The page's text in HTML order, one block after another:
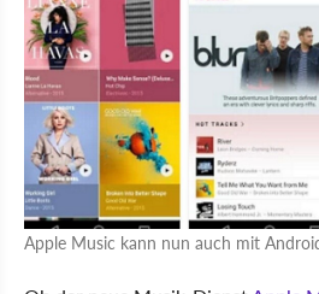
Apple Music kann nun auch mit